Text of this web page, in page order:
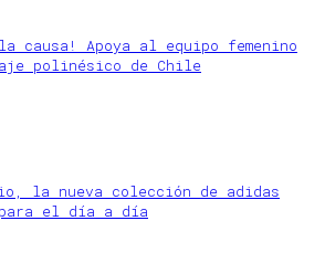
causa! Apoya al equipo femenino
polinésico de Chile
la nueva colección de adidas
para el día a día